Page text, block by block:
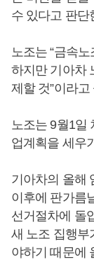
수 있다고 판단
노조는 “금속
하지만 기아차
제할 것”이라고
노조는 9월1일
업계획을 세우
기아차의 올해
이후에 판가름
선거절차에 돌
새 노조 집행부
야하기 때문에